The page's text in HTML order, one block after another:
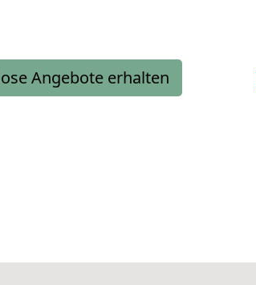
Angebote erhalten